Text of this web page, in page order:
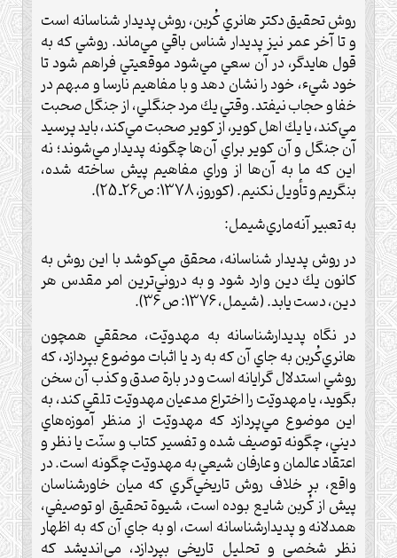
روش تحقيق دکتر هانري کُربن، روش پديدار شناسانه است
و تا آخر عمر نيز پديدار شناس باقي مي‌ماند. روشي که به
قول هايدگر، در آن سعي مي‌شود موقعيتي فراهم شود تا
خود شيء، خود را نشان دهد و با مفاهيم نارسا و مبهم در
خفا و حجاب نيفتد. وقتي يك مرد جنگلي، از جنگل صحبت
مي‌كند، يا يك اهل كوير، از كوير صحبت مي‌كند، بايد پرسيد
آن جنگل و آن كوير براي آن‌ها چگونه پديدار مي‌شوند؛ نه
اين كه ما به آن‌ها از وراي مفاهيم پيش ساخته شده،
بنگريم و تأويل نكنيم. (كوروز، 1378: ص26ـ 25).
به تعبير آنه‌ماري‌شيمل:
در روش پديدار شناسانه، محقق مي‌كوشد با اين روش به
كانون يك دين وارد شود و به دروني‌ترين امر مقدس هر
دين، دست يابد. (‌شيمل، 1376: ص 36).
در نگاه پديدارشناسانه به مهدويّت، محققي همچون‌
هانري‌کُربن به جاي آن كه به رد يا اثبات موضوع بپردازد، كه
روشي استدلال گرايانه است و در بارة صدق و كذب آن سخن
بگويد، يا مهدويّت را اختراع مدعيان مهدويّت تلقي كند، به
اين موضوع مي‌پردازد كه مهدويّت از منظر آموزه‌هاي
ديني، چگونه توصيف شده و تفسير كتاب و سنّت يا نظر و
اعتقاد عالمان و عارفان شيعي به مهدويّت چگونه است. در
واقع، بر خلاف روش تاريخي‌گري كه ميان خاورشناسان
پيش از کُربن شايع بوده است، شيوة تحقيق او توصيفي،
همدلانه و پديدارشناسانه است، او به جاي آن كه به اظهار
نظر شخصي و تحليل تاريخي بپردازد، مي‌انديشد كه